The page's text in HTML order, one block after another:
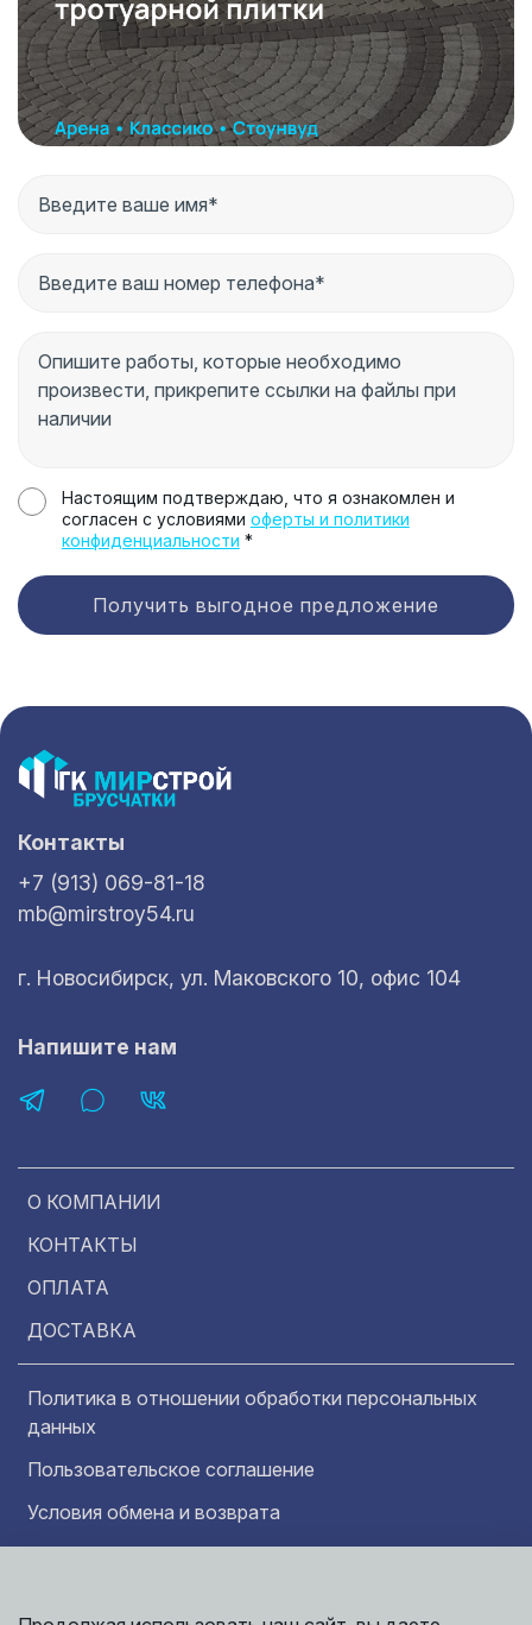
Настоящим подтверждаю, что я ознакомлен и
согласен с условиями оферты и политики
конфиденциальности *
Получить выгодное предложение
О КОМПАНИИ
КОНТАКТЫ
ОПЛАТА
ДОСТАВКА
Политика в отношении обработки персональных
данных
Пользовательское соглашение
Условия обмена и возврата
Контакты
+7 (913) 069-81-18
mb@mirstroy54.ru
г. Новосибирск, ул. Маковского 10, офис 104
Напишите нам